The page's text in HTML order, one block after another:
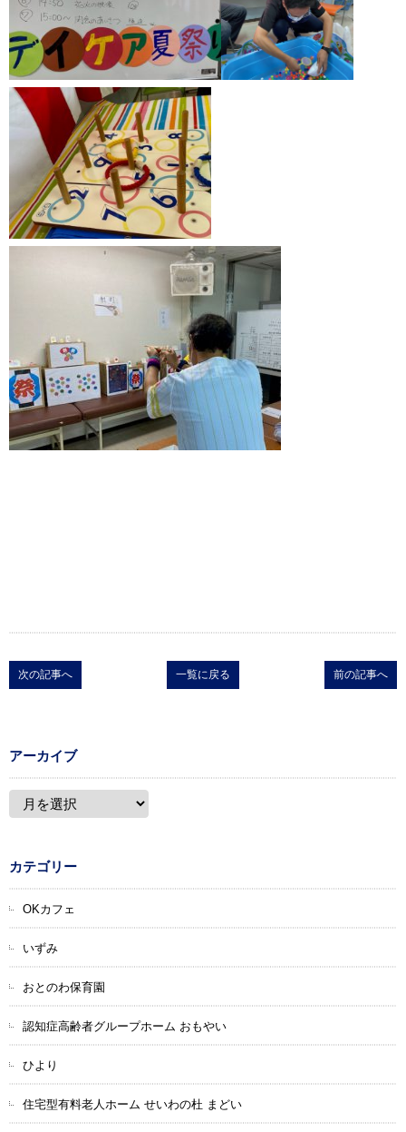
次の記事へ 一覧に戻る 前の記事へ
アーカイブ
カテゴリー
OKカフェ
いずみ
おとのわ保育園
認知症高齢者グループホーム おもやい
ひより
住宅型有料老人ホーム せいわの杜 まどい